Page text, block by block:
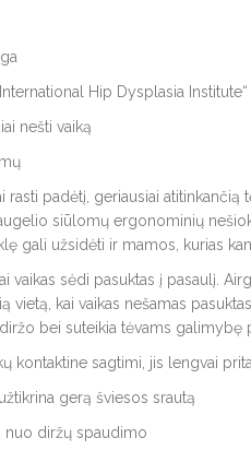
Hip Dysplasia
nešti vaiką
padėtį, geriausiai
siūlomų ergonominių
gali užsidėti ir mamos, kurias
sėdi pasuktas į pasaulį.
kai vaikas nešamas
bei suteikia tėvams galimybę
kontaktine sagtimi, jis lengvai
gerą šviesos srautą
nuo diržų spaudimo